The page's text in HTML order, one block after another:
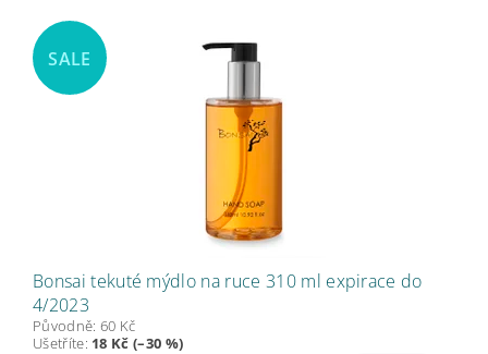
SALE
Bonsai tekuté mýdlo na ruce 310 ml expirace do
4/2023
Původně: 60 Kč
Ušetříte: 18 Kč (–30 %)